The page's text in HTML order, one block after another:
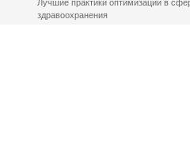
Лучшие практики оптимизации в
здравоохранения